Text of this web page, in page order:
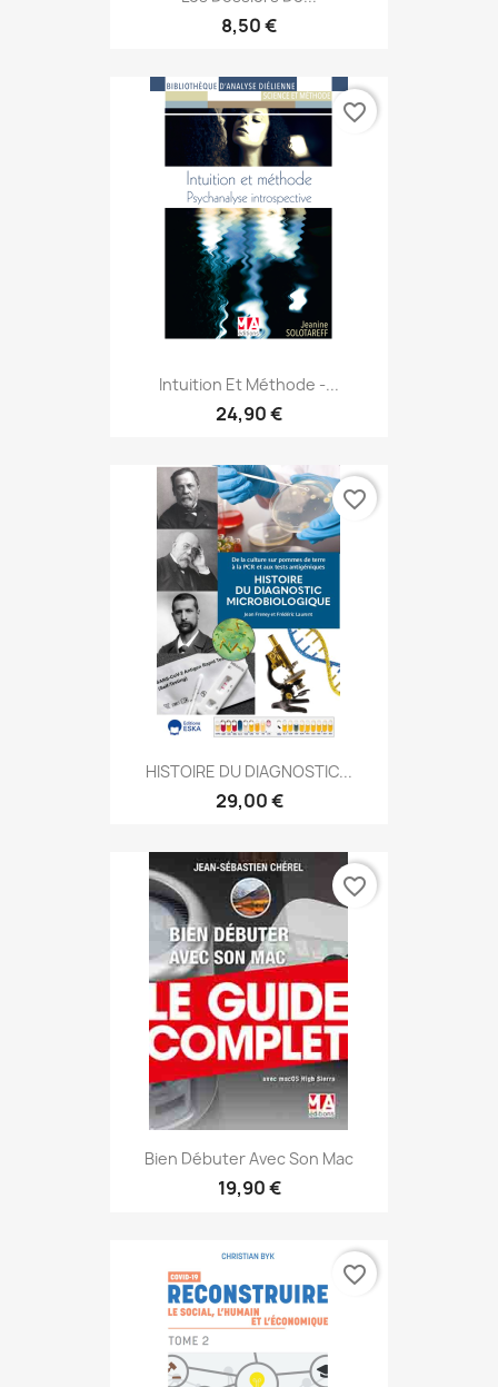
8,50 €
Intuition Et Méthode -...
24,90 €
favorite_border
HISTOIRE DU DIAGNOSTIC...
29,00 €
favorite_border
Bien Débuter Avec Son Mac
19,90 €
favorite_border
favorite_border